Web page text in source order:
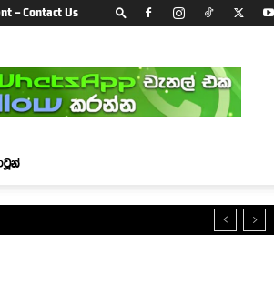
– Contact Us